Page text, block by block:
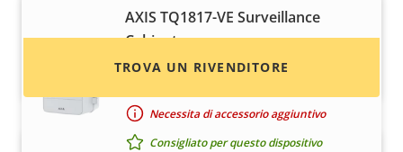
AXIS TQ1817-VE Surveillance
Cabinet
Armadio ampliato per l'installazione di
Necessita di accessorio aggiuntivo
Consigliato per questo dispositivo
TROVA UN RIVENDITORE